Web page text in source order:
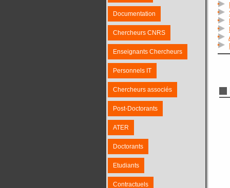
Documentation
Chercheurs CNRS
Enseignants Chercheurs
Personnels IT
Chercheurs associés
Post-Doctorants
ATER
Doctorants
Etudiants
Contractuels